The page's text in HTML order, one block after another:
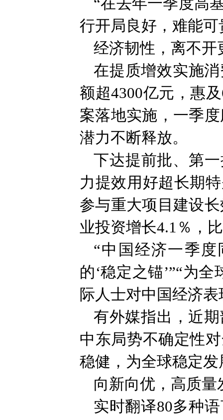
“在去年一季度高
行开局良好，难能
经济韧性，离不开
在提质增效实施
额超4300亿元，惠
案落地实施，一季
潜力不断释放。
下达提前批、第
力提效用好超长期
参与重大项目建设
业投资增长4.1％，
“中国经济一季
的‘稳定之锚’”“为
际人士对中国经济
有外媒指出，近
中东局势不确定性
稳健，为全球稳定
向新向优，高质量
实时翻译80多种